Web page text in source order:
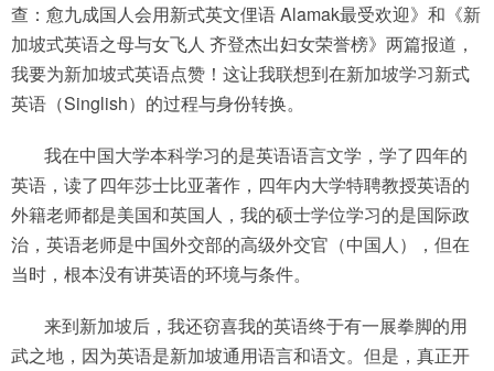
查：愈九成国人会用新式英文俚语 Alamak最受欢迎》和《新
加坡式英语之母与女飞人 齐登杰出妇女荣誉榜》两篇报道，
我要为新加坡式英语点赞！这让我联想到在新加坡学习新式
英语（Singlish）的过程与身份转换。
我在中国大学本科学习的是英语语言文学，学了四年的
英语，读了四年莎士比亚著作，四年内大学特聘教授英语的
外籍老师都是美国和英国人，我的硕士学位学习的是国际政
治，英语老师是中国外交部的高级外交官（中国人），但在
当时，根本没有讲英语的环境与条件。
来到新加坡后，我还窃喜我的英语终于有一展拳脚的用
武之地，因为英语是新加坡通用语言和语文。但是，真正开